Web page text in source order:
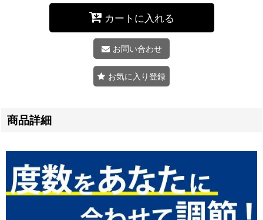
カートに入れる
お問い合わせ
お気に入り登録
商品詳細